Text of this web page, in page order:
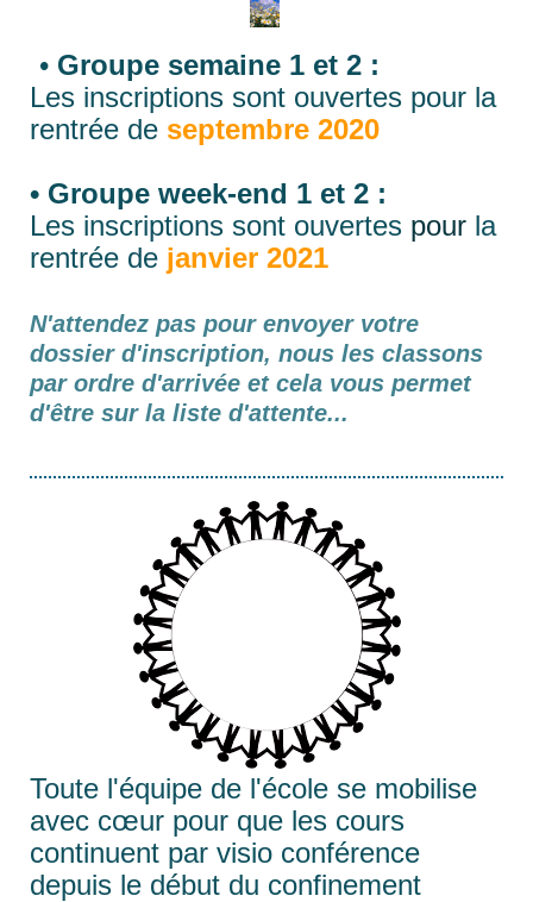
• Groupe semaine 1 et 2 :
Les inscriptions sont ouvertes pour la
rentrée de septembre 2020
• Groupe week-end 1 et 2 :
Les inscriptions sont ouvertes pour la
rentrée de janvier 2021
N'attendez pas pour envoyer votre
dossier d'inscription, nous les classons
par ordre d'arrivée et cela vous permet
d'être sur la liste d'attente...
Toute l'équipe de l'école se mobilise
avec cœur pour que les cours
continuent par visio conférence
depuis le début du confinement